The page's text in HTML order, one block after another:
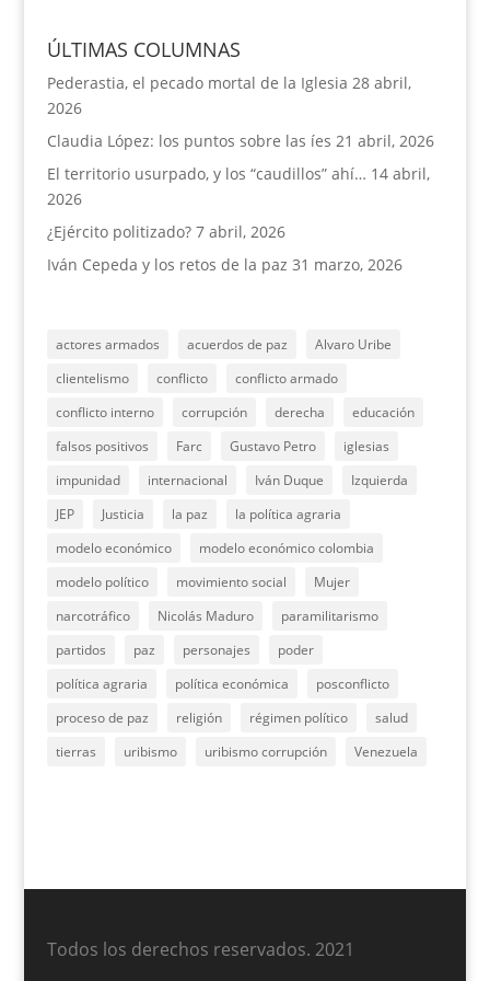
ÚLTIMAS COLUMNAS
Pederastia, el pecado mortal de la Iglesia 28 abril,
2026
Claudia López: los puntos sobre las íes 21 abril, 2026
El territorio usurpado, y los “caudillos” ahí… 14 abril,
2026
¿Ejército politizado? 7 abril, 2026
Iván Cepeda y los retos de la paz 31 marzo, 2026
actores armados acuerdos de paz
Alvaro Uribe
clientelismo
conflicto
conflicto armado
conflicto interno
corrupción derecha
educación
falsos positivos
Farc Gustavo Petro
iglesias
impunidad
internacional Iván Duque
Izquierda
JEP
Justicia la paz
la política agraria
modelo económico
modelo económico colombia
modelo político
movimiento social
Mujer
narcotráfico
Nicolás Maduro
paramilitarismo
partidos
paz personajes
poder
política agraria
política económica
posconflicto
proceso de paz
religión régimen político
salud
tierras
uribismo uribismo corrupción Venezuela
Todos los derechos reservados. 2021